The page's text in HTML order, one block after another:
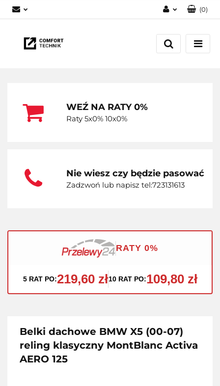
Zaloguj się
Zarejestruj się
(0)
WEŹ NA RATY 0%
Raty 5x0% 10x0%
Nie wiesz czy będzie pasować
Zadzwoń lub napisz tel:723131613
RATY 0%
5 RAT PO:219,60 zł10 RAT PO:109,80 zł
Belki dachowe BMW X5 (00-07)
reling klasyczny MontBlanc Activa
AERO 125